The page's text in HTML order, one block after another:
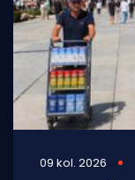
09 kol. 2026